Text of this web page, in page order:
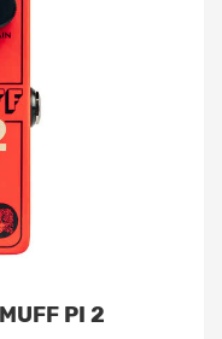
PI 2